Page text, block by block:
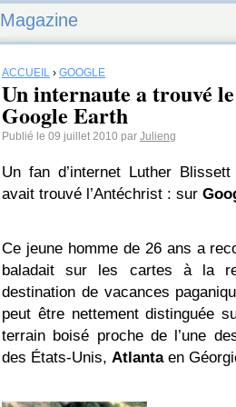
Magazine
ACCUEIL › GOOGLE
Un internaute a trouvé
Google Earth
Publié le 09 juillet 2010 par Julieng
Un fan d’internet Luther
avait trouvé l’Antéchrist : sur
Ce jeune homme de 26 ans a
baladait sur les cartes à la
destination de vacances
peut être nettement distinguée
terrain boisé proche de l’une
des États-Unis, Atlantaen